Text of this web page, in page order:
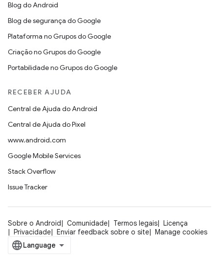
Blog do Android
Blog de segurança do Google
Plataforma no Grupos do Google
Criação no Grupos do Google
Portabilidade no Grupos do Google
RECEBER AJUDA
Central de Ajuda do Android
Central de Ajuda do Pixel
www.android.com
Google Mobile Services
Stack Overflow
Issue Tracker
Sobre o Android Comunidade Termos legais
Licença
Privacidade
Enviar feedback sobre o site Manage cookies